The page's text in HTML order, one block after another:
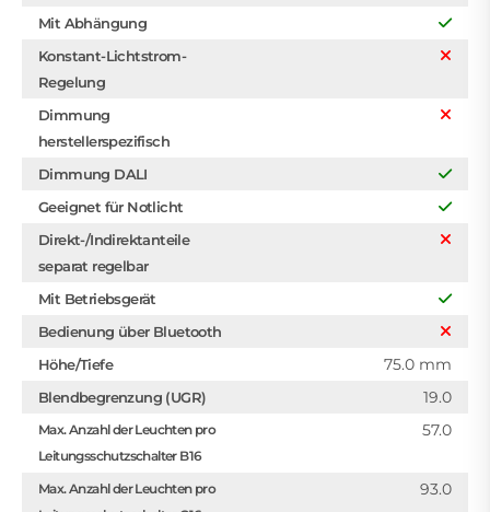
Mit Abhängung
Konstant-Lichtstrom-
Regelung
Dimmung
herstellerspezifisch
Dimmung DALI
Geeignet für Notlicht
Direkt-/Indirektanteile
separat regelbar
Mit Betriebsgerät
Bedienung über Bluetooth
Höhe/Tiefe
75.0 mm
Blendbegrenzung (UGR) 19.0
Max. Anzahl der Leuchten pro
Leitungsschutzschalter B16
57.0
Max. Anzahl der Leuchten pro
93.0